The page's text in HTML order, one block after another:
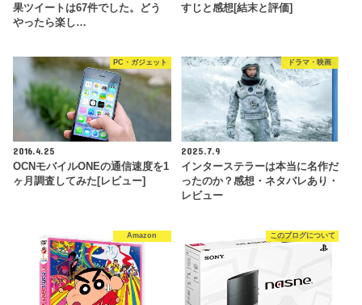
果ツイートは67件でした。どう
やったら楽し…
すじと感想[結末と評価]
PC・ガジェット
2016.4.25
OCNモバイルONEの通信速度を1
ヶ月調査してみた[レビュー]
ドラマ・映画
2025.7.9
インターステラーは本当に名作だ
ったのか？感想・ネタバレあり・
レビュー
Amazon このブログについて